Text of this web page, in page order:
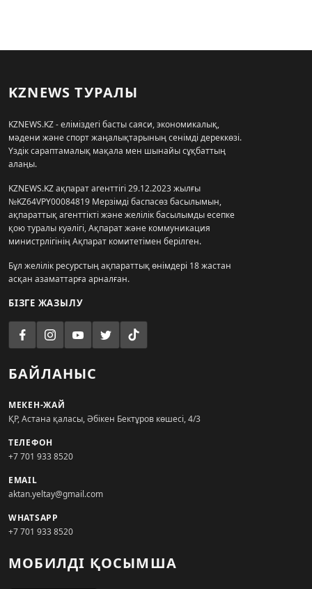
KZNEWS ТУРАЛЫ
KZNEWS.KZ - еліміздегі басты саяси, экономикалық,
мәдени және спорт жаңалықтарының сенімді дереккөзі.
Үздік сараптамалық мақала мен шынайы сұқбаттың
алаңы.
KZNEWS.KZ ақпарат агенттігі 29.12.2023 жылғы
№KZ64VPY00084819 Мерзімді баспасөз басылымын,
ақпараттық агенттікті және желілік басылымды есепке
қою туралы куәлігі, Ақпарат және коммуникация
министрлігінің Ақпарат комитетімен берілген.
Бұл желілік ресурстың ақпараттық өнімдері 18 жастан
асқан азаматтарға арналған.
БІЗГЕ ЖАЗЫЛУ
БАЙЛАНЫС
МЕКЕН-ЖАЙ
ҚР, Астана қаласы, Әбікен Бектұров көшесі, 4/3
ТЕЛЕФОН
+7 701 933 8520
EMAIL
aktan.yeltay@gmail.com
WHATSAPP
+7 701 933 8520
МОБИЛДІ ҚОСЫМША